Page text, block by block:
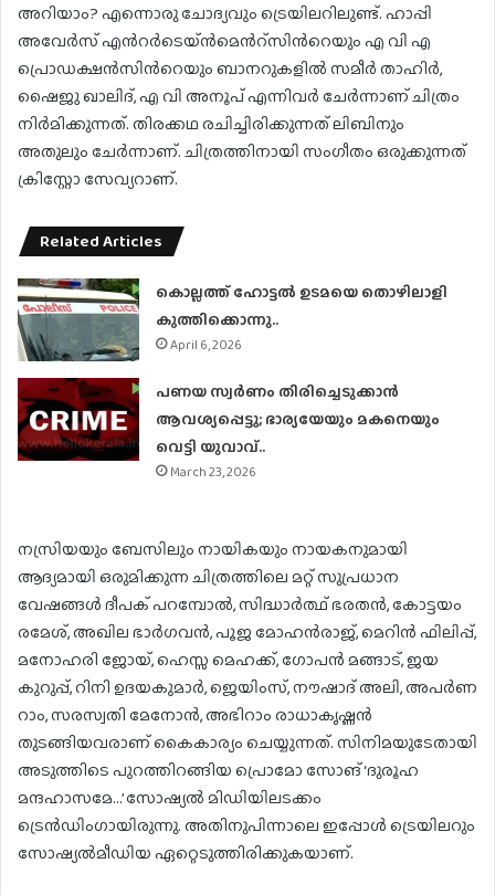
അറിയാം? എന്നൊരു ചോദ്യവും ട്രെയിലറിലുണ്ട്. ഹാപ്പി
അവേർസ് എന്‍റർടെയ്ൻമെന്‍റ്സിന്‍റെയും എ വി എ
പ്രൊഡക്ഷൻസിന്‍റെയും ബാനറുകളില്‍ സമീർ താഹിർ,
ഷൈജു ഖാലിദ്, എ വി അനൂപ് എന്നിവർ ചേര്‍ന്നാണ് ചിത്രം
നിര്‍മിക്കുന്നത്. തിരക്കഥ രചിച്ചിരിക്കുന്നത് ലിബിനും
അതുലും ചേർന്നാണ്. ചിത്രത്തിനായി സംഗീതം ഒരുക്കുന്നത്
ക്രിസ്റ്റോ സേവ്യറാണ്.
Related Articles
കൊല്ലത്ത് ഹോട്ടല്‍ ഉടമയെ തൊഴിലാളി
കുത്തിക്കൊന്നു..
April 6, 2026
പണയ സ്വര്‍ണം തിരിച്ചെടുക്കാന്‍
ആവശ്യപ്പെട്ടു; ഭാര്യയേയും മകനെയും
വെട്ടി യുവാവ്..
March 23, 2026
നസ്രിയയും ബേസിലും നായികയും നായകനുമായി
ആദ്യമായി ഒരുമിക്കുന്ന ചിത്രത്തിലെ മറ്റ് സുപ്രധാന
വേഷങ്ങൾ ദീപക് പറമ്പോല്‍, സിദ്ധാർത്ഥ് ഭരതൻ, കോട്ടയം
രമേശ്, അഖില ഭാർഗവൻ, പൂജ മോഹൻരാജ്, മെറിൻ ഫിലിപ്പ്,
മനോഹരി ജോയ്, ഹെസ്സ മെഹക്ക്, ഗോപൻ മങ്ങാട്, ജയ
കുറുപ്പ്, റിനി ഉദയകുമാർ, ജെയിംസ്, നൗഷാദ് അലി, അപർണ
റാം, സരസ്വതി മേനോൻ, അഭിറാം രാധാകൃഷ്ണൻ
തുടങ്ങിയവരാണ് കൈകാര്യം ചെയ്യുന്നത്. സിനിമയുടേതായി
അടുത്തിടെ പുറത്തിറങ്ങിയ പ്രൊമോ സോങ് ‘ദുരൂഹ
മന്ദഹാസമേ…’ സോഷ്യൽ മിഡിയിലടക്കം
ട്രെൻഡിംഗായിരുന്നു. അതിനുപിന്നാലെ ഇപ്പോൾ ട്രെയിലറും
സോഷ്യൽമീഡിയ ഏറ്റെടുത്തിരിക്കുകയാണ്.